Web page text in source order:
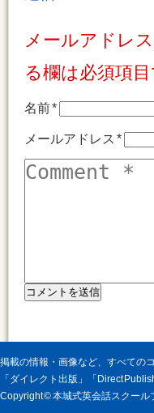
メールアドレ
る欄は必須項
名前*
メールアドレス*
掲載の情報・画像など、すべての
「ダイレクト出版」「Direct
Copyright © 本城式英会話スクール